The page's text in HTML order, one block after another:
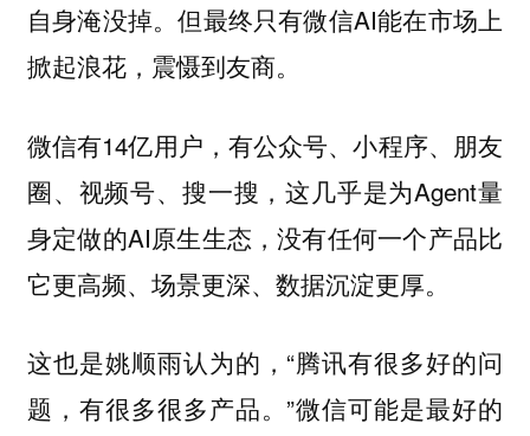
自身淹没掉。但最终只有微信AI能在市场上
掀起浪花，震慑到友商。
微信有14亿用户，有公众号、小程序、朋友
圈、视频号、搜一搜，这几乎是为Agent量
身定做的AI原生生态，没有任何一个产品比
它更高频、场景更深、数据沉淀更厚。
这也是姚顺雨认为的，“腾讯有很多好的问
题，有很多很多产品。”微信可能是最好的